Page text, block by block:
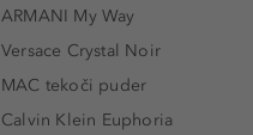
ARMANI My Way
Versace Crystal Noir
MAC tekoči puder
Calvin Klein Euphoria